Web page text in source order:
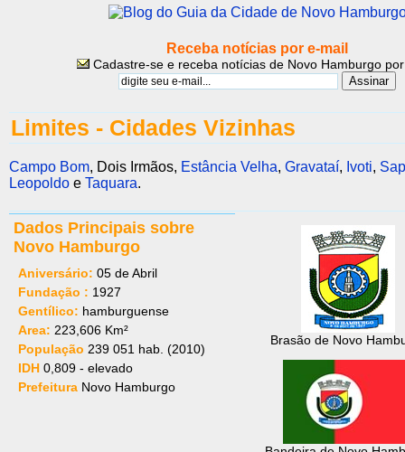
Receba notícias por e-mail
Cadastre-se e receba notícias de Novo Hamburgo
Limites - Cidades Vizinhas
Campo Bom, Dois Irmãos, Estância Velha, Gravataí, Ivoti,
Leopoldo e Taquara.
Dados Principais sobre
Novo Hamburgo
Aniversário: 05 de Abril
Fundação : 1927
Gentílico: hamburguense
Area: 223,606 Km²
População 239 051 hab. (2010)
IDH 0,809 - elevado
Prefeitura Novo Hamburgo
Brasão de Novo